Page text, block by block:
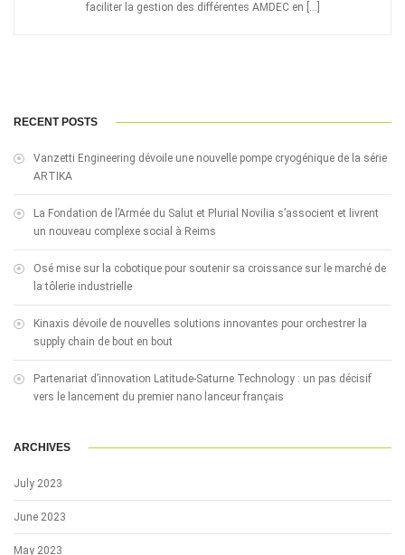
faciliter la gestion des différentes AMDEC en […]
RECENT POSTS
Vanzetti Engineering dévoile une nouvelle pompe cryogénique de la série
ARTIKA
La Fondation de l’Armée du Salut et Plurial Novilia s’associent et livrent
un nouveau complexe social à Reims
Osé mise sur la cobotique pour soutenir sa croissance sur le marché de
la tôlerie industrielle
Kinaxis dévoile de nouvelles solutions innovantes pour orchestrer la
supply chain de bout en bout
Partenariat d’innovation Latitude-Saturne Technology : un pas décisif
vers le lancement du premier nano lanceur français
ARCHIVES
July 2023
June 2023
May 2023